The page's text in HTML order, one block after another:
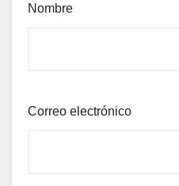
Nombre
Correo electrónico